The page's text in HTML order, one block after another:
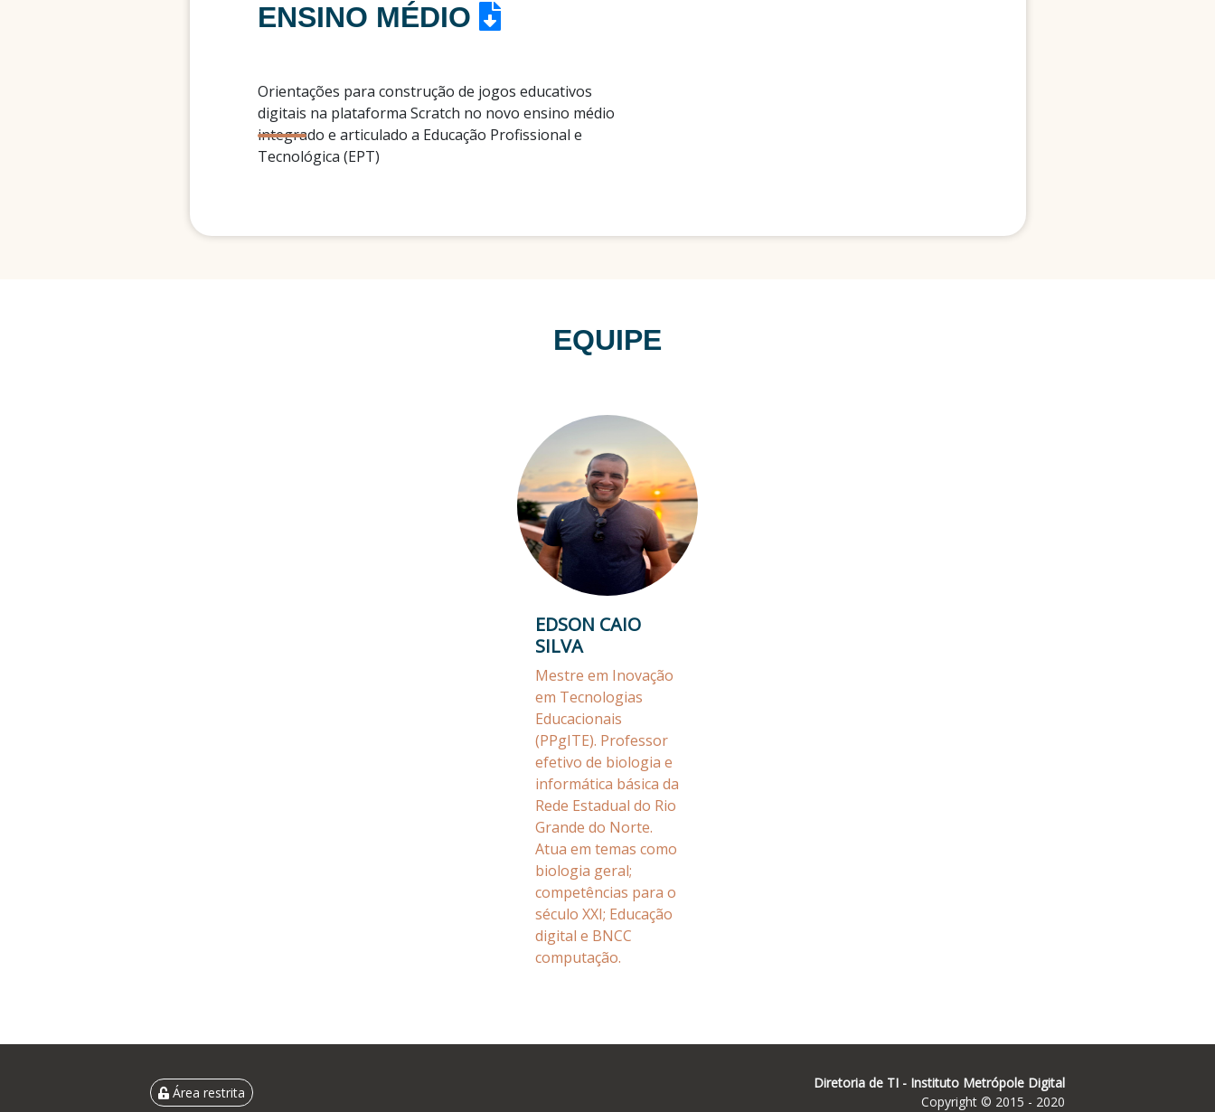
ENSINO MÉDIO
Orientações para construção de jogos educativos
digitais na plataforma Scratch no novo ensino médio
integrado e articulado a Educação Profissional e
Tecnológica (EPT)
EQUIPE
EDSON CAIO
SILVA
Mestre em Inovação
em Tecnologias
Educacionais
(PPgITE). Professor
efetivo de biologia e
informática básica da
Rede Estadual do Rio
Grande do Norte.
Atua em temas como
biologia geral;
competências para o
século XXI; Educação
digital e BNCC
computação.
Área restrita
Diretoria de TI - Instituto Metrópole Digital
Copyright © 2015 - 2020